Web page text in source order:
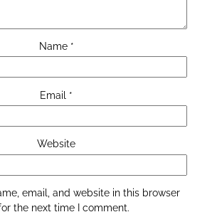
Name *
Email *
Website
email, and website in this browser
the next time I comment.